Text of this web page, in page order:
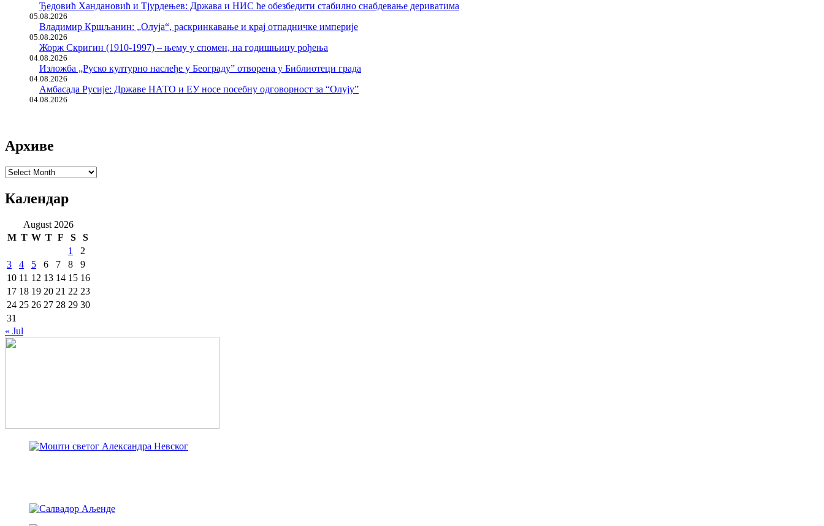
Ђедовић Хандановић и Тјурдењев: Држава и НИС ће обезбедити стабилно снабдевање дериватима
05.08.2026
Владимир Кршљанин: „Олуја“, раскринкавање и крај отпадничке империје
05.08.2026
Жорж Скригин (1910-1997) – њему у спомен, на годишњицу рођења
04.08.2026
Изложба „Руско културно наслеђе у Београду” отворена у Библиотеци града
04.08.2026
Амбасада Русије: Државе НАТО и ЕУ носе посебну одговорност за “Олују”
04.08.2026
Архиве
Архиве
Календар
August 2026
M T W T F S
S
1
2
3
4 5 6 7 8
9
10 11 12 13 14 15 16
17 18 19 20 21 22 23
24 25 26 27 28 29 30
31
« Jul